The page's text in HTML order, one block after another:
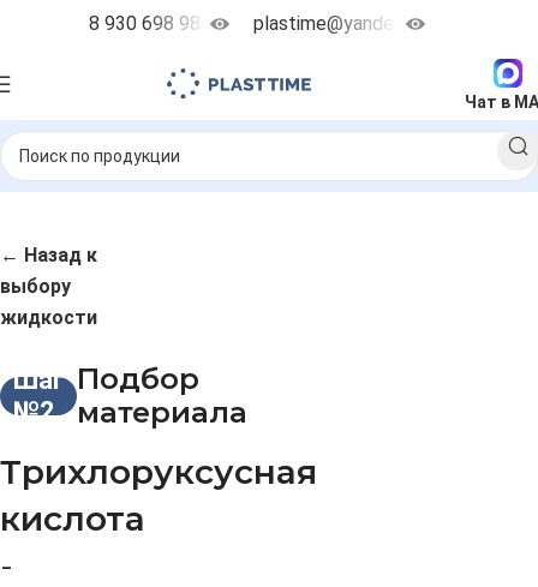
8 930 698 98 38 plastime@yandex.ru
Чат в
← Назад к
выбору
жидкости
Шаг
№2
Подбор
материала
Трихлоруксусная
кислота
-